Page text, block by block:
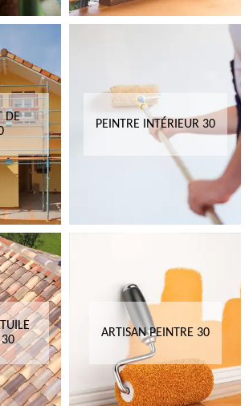
DE
PEINTRE INTÉRIEUR 30
30
ARTISAN PEINTRE 30